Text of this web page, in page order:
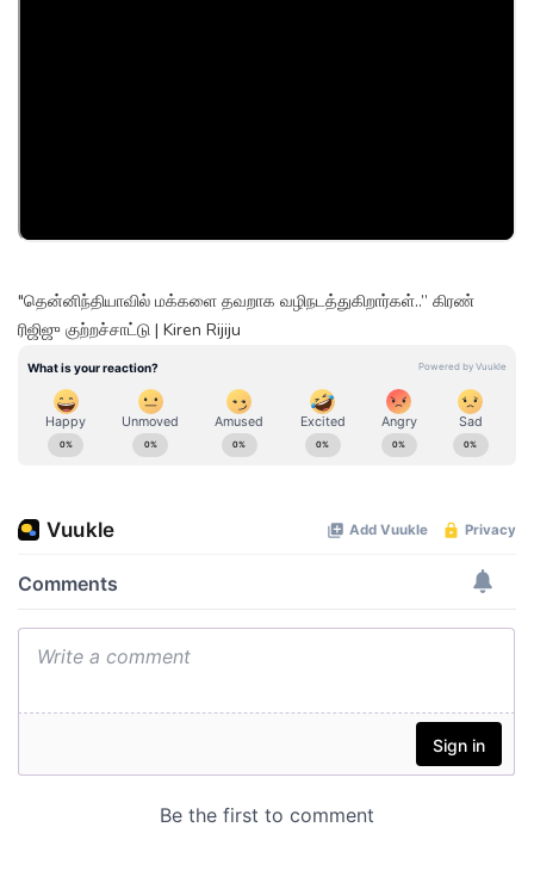
"தென்னிந்தியாவில் மக்களை தவறாக வழிநடத்துகிறார்கள்..” கிரண்
ரிஜிஜு குற்றச்சாட்டு | Kiren Rijiju